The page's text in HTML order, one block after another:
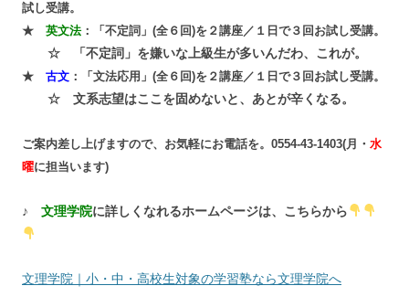
試し受講。
★ 英文法：「不定詞」(全６回)を２講座／１日で３回お試し受講。
☆ 「不定詞」を嫌いな上級生が多いんだわ、これが。
★ 古文 ：「文法応用」(全６回)を２講座／１日で３回お試し受講。
☆ 文系志望はここを固めないと、あとが辛くなる。
ご案内差し上げますので、お気軽にお電話を。0554-43-1403(月・ 水
曜に担当います)
♪ 文理学院に詳しくなれるホームページは、こちらから
文理学院｜小・中・高校生対象の学習塾なら文理学院へ